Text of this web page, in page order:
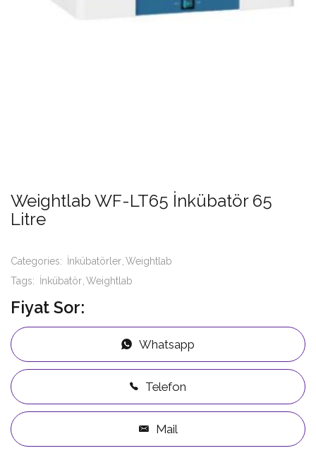
Weightlab WF-LT65 İnkübatör 65
Litre
Categories: İnkübatörler Weightlab
Tags: İnkübatör Weightlab
Fiyat Sor:
Whatsapp
Telefon
Mail